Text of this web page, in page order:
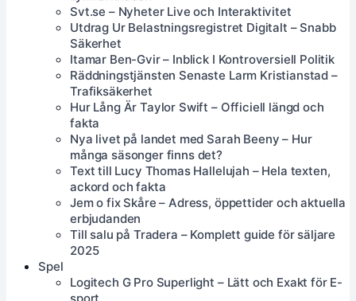
Svt.se – Nyheter Live och Interaktivitet
Utdrag Ur Belastningsregistret Digitalt – Snabb
Säkerhet
Itamar Ben-Gvir – Inblick I Kontroversiell Politik
Räddningstjänsten Senaste Larm Kristianstad –
Trafiksäkerhet
Hur Lång Är Taylor Swift – Officiell längd och
fakta
Nya livet på landet med Sarah Beeny – Hur
många säsonger finns det?
Text till Lucy Thomas Hallelujah – Hela texten,
ackord och fakta
Jem o fix Skåre – Adress, öppettider och aktuella
erbjudanden
Till salu på Tradera – Komplett guide för säljare
2025
Spel
Logitech G Pro Superlight – Lätt och Exakt för E-